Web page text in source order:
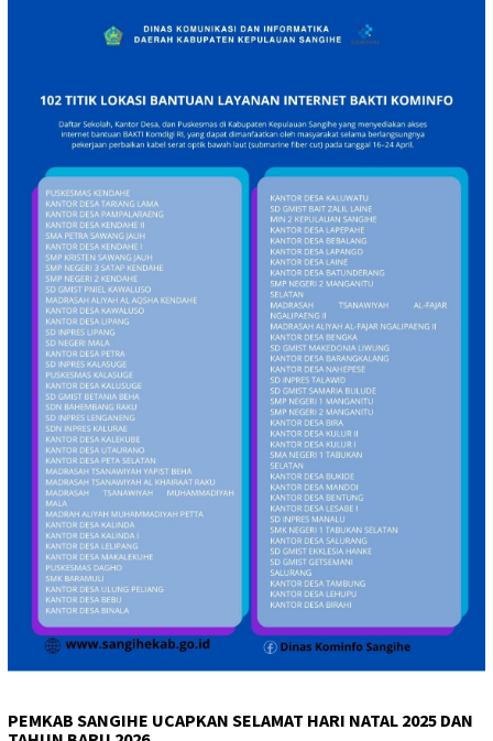
PEMKAB SANGIHE UCAPKAN SELAMAT HARI NATAL 2025 DAN